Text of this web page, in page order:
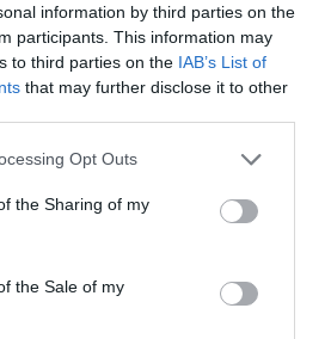
information by third parties on the
participants. This information may
to third parties on the IAB’s List of
that may further disclose it to other
Opt Outs
the Sharing of my
the Sale of my
observa un ligero repunte
muy demandadas y puntualiza
de interés que se viene
segundo semestre de 2022
el informe han sido facilitados
territoriales de la
la Junta de Andalucía.